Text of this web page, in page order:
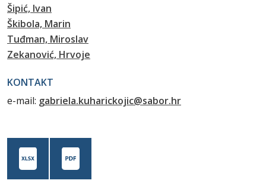
Šipić, Ivan
Škibola, Marin
Tuđman, Miroslav
Zekanović, Hrvoje
KONTAKT
e-mail: gabriela.kuharickojic@sabor.hr